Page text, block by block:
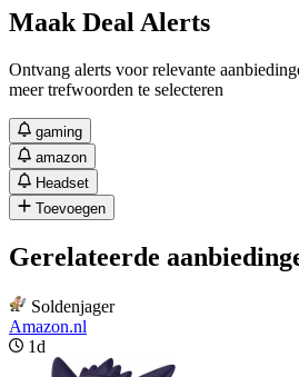
Maak Deal Alerts
Ontvang alerts voor relevante
meer trefwoorden te selecteren
gaming
amazon
Headset
Toevoegen
Gerelateerde
Soldenjager
Amazon.nl
1d